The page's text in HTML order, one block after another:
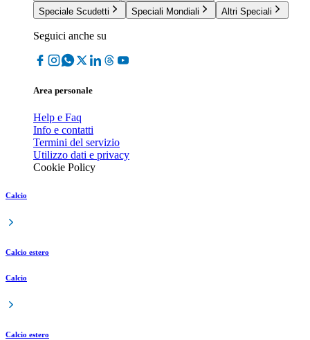
Speciale Scudetti
Speciali Mondiali Altri Speciali
Seguici anche su
Area personale
Help e Faq
Info e contatti
Termini del servizio
Utilizzo dati e privacy
Cookie Policy
Calcio
Calcio estero
Calcio
Calcio estero